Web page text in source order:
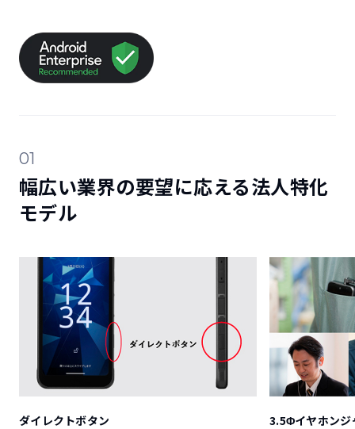
01
幅広い業界の要望に応える法人特化
モデル
ダイレクトボタン
3.5Φイヤホンジ